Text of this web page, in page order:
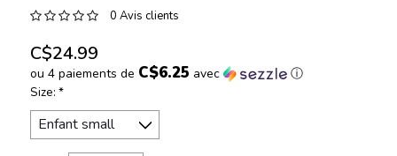
0 Avis clients
C$24.99
ou 4 paiements de C$6.25 avec ⓘ
Size: *